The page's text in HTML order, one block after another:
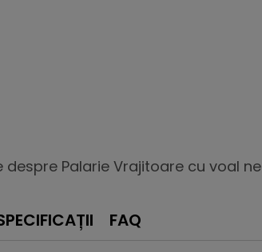
despre Palarie Vrajitoare cu voal
FAQ